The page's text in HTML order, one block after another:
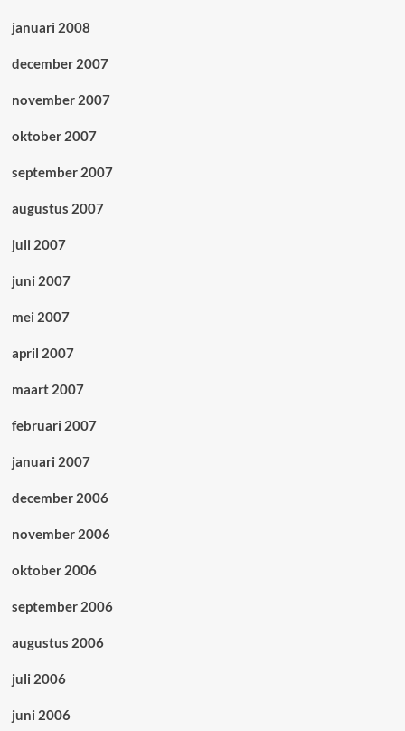
januari 2008
december 2007
november 2007
oktober 2007
september 2007
augustus 2007
juli 2007
juni 2007
mei 2007
april 2007
maart 2007
februari 2007
januari 2007
december 2006
november 2006
oktober 2006
september 2006
augustus 2006
juli 2006
juni 2006